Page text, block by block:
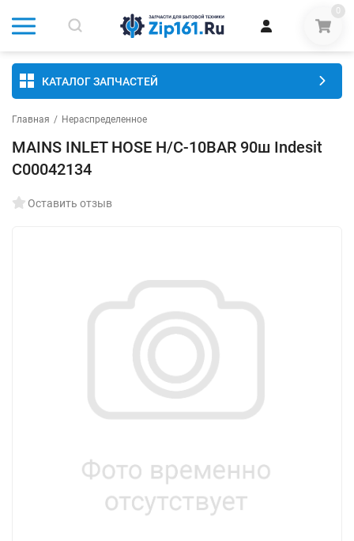
0
КАТАЛОГ ЗАПЧАСТЕЙ
Главная / Нераспределенное
MAINS INLET HOSE H/C-10BAR 90ш Indesit
C00042134
Оставить отзыв